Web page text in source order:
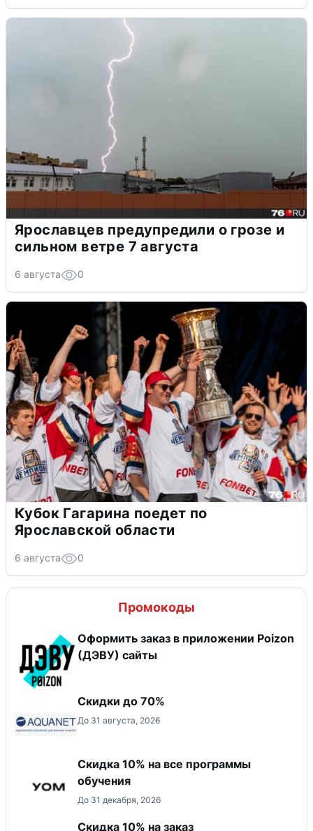
Ярославцев предупредили о грозе и
сильном ветре 7 августа
6 августа 0
Кубок Гагарина поедет по
Ярославской области
6 августа 0
Промокоды
Оформить заказ в приложении Poizon
(ДЭВУ) сайты
Скидки до 70%
До 31 августа, 2026
Скидка 10% на все программы
обучения
До 31 декабря, 2026
Скидка 10% на заказ